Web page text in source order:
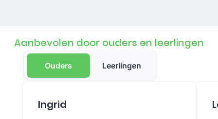
Aanbevolen door ouders en leerlingen
Ouders Leerlingen
Ingrid